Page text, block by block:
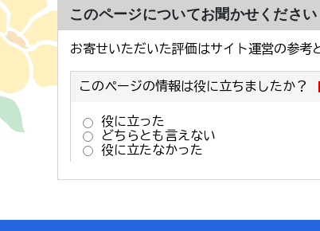
このページについてお聞かせください